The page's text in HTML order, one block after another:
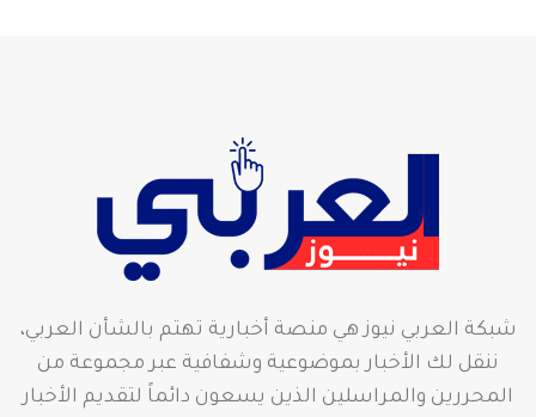
شبكة العربي نيوز هي منصة أخبارية تهتم بالشأن العربي،
ننقل لك الأخبار بموضوعية وشفافية عبر مجموعة من
المحررين والمراسلين الذين يسعون دائماً لتقديم الأخبار